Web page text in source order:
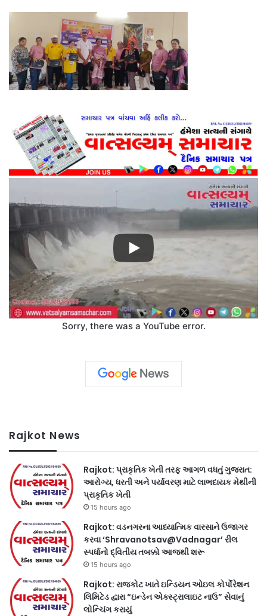
Sorry, there was a YouTube error.
Rajkot News
Rajkot: પ્રાકૃતિક ખેતી તરફ આગળ વધતું ગુજરાત:
આરોગ્ય, ધરતી અને પર્યાવરણ માટે લાભદાયક મેથીની
પ્રાકૃતિક ખેતી
15 hours ago
Rajkot: વડનગરના આધ્યાત્મિક વારસાને ઉજાગર
કરવા ‘Shravanotsav@Vadnagar’ રીલ
સ્પર્ધાનો દ્વિતીય તબક્કો આજથી શરૂ
15 hours ago
Rajkot: રાજકોટ ખાતે ઇન્ડિયન ઓઇલ કોર્પોરેશન
લિમિટેડ દ્વારા “ઇન્ડેન એક્સ્ટ્રાલાઇટ નાઉ” સેવાનું
લોન્ચિંગ કરાયું